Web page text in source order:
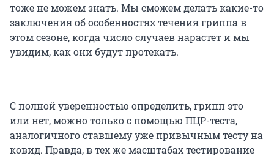
тоже не можем знать. Мы сможем делать какие-то
заключения об особенностях течения гриппа в
этом сезоне, когда число случаев нарастет и мы
увидим, как они будут протекать.
С полной уверенностью определить, грипп это
или нет, можно только с помощью ПЦР-теста,
аналогичного ставшему уже привычным тесту на
ковид. Правда, в тех же масштабах тестирование